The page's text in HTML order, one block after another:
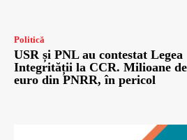
Politică
USR și PNL au contestat Legea
Integrității la CCR. Milioane de
euro din PNRR, în pericol